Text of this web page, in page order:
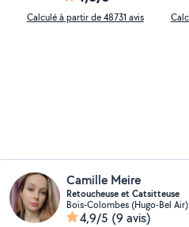
Calculé à partir de 48731 avis
Camille Meire
Retoucheuse et Catsitteuse
Bois-Colombes (Hugo-Bel Air)
4,9/5 (9 avis)